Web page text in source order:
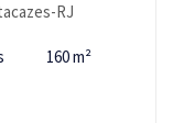
RJ
160 m²